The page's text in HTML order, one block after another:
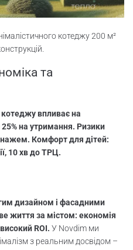
котеджу 200 м²
та
котеджу впливає на
25% на утримання. Ризики
Комфорт для дітей:
10 хв до ТРЦ.
дизайном і фасадними
життя за містом: економія
ROI. У Novdim ми
з реальним досвідом –